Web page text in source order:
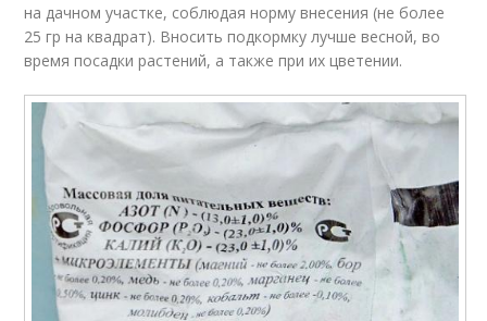
на дачном участке, соблюдая норму внесения (не более
25 гр на квадрат). Вносить подкормку лучше весной, во
время посадки растений, а также при их цветении.